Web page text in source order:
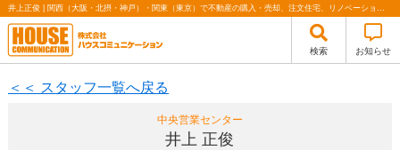
井上正俊 | 関西（大阪・北摂・神戸）・関東（東京）で不動産の購入・売却、注文住宅、リノベーションの事なら株式会社ハウスコミュニケーション
検索 お知らせ
＜＜ スタッフ一覧へ戻る
中央営業センター
井上 正俊